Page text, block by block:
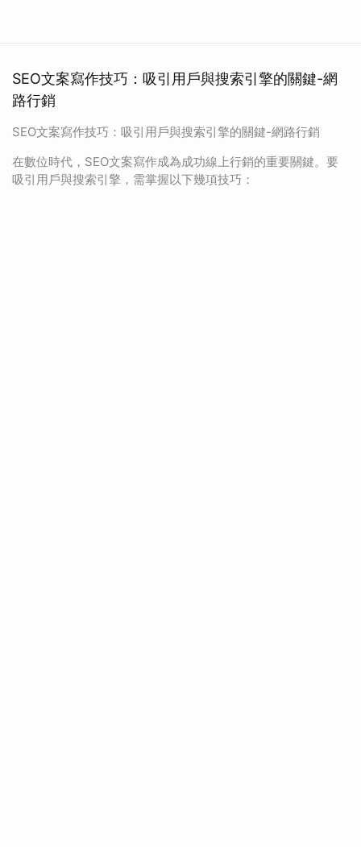
SEO文案寫作技巧：吸引用戶與搜索引擎的關鍵-網
路行銷
SEO文案寫作技巧：吸引用戶與搜索引擎的關鍵-網路行銷
在數位時代，SEO文案寫作成為成功線上行銷的重要關鍵。要
吸引用戶與搜索引擎，需掌握以下幾項技巧：